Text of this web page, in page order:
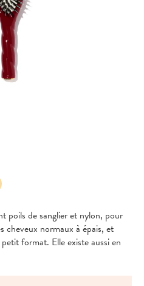
poils de sanglier et nylon, pour
cheveux normaux à épais, et
format. Elle existe aussi en